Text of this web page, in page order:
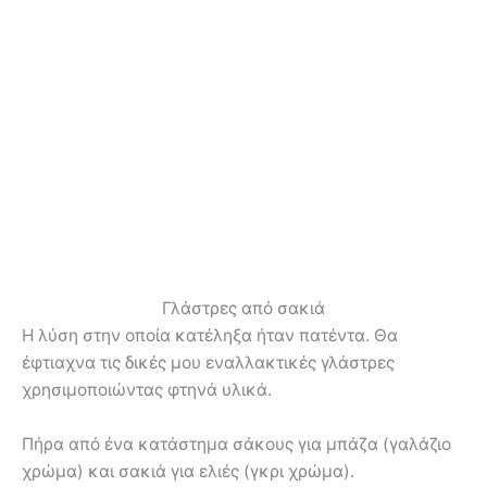
Γλάστρες από σακιά
Η λύση στην οποία κατέληξα ήταν πατέντα. Θα
έφτιαχνα τις δικές μου εναλλακτικές γλάστρες
χρησιμοποιώντας φτηνά υλικά.
Πήρα από ένα κατάστημα σάκους για μπάζα (γαλάζιο
χρώμα) και σακιά για ελιές (γκρι χρώμα).